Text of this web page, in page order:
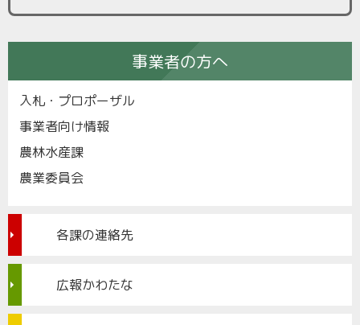
事業者の方へ
入札・プロポーザル
事業者向け情報
農林水産課
農業委員会
各課の連絡先
広報かわたな